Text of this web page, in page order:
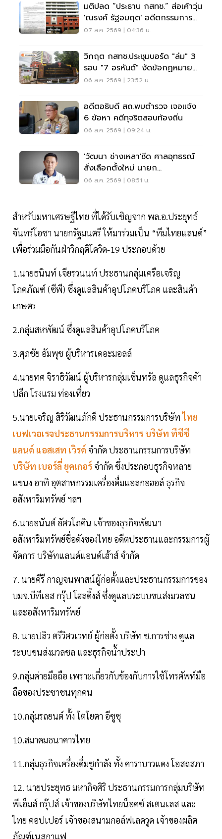
มติปลด “ประธาน กสทช.” ส่อเค้าวุ่น
'ณรงค์ รัฐอมฤต' อดีตกรรมการ
สรรหาโต้ข้อวินิจฉัย
07 ส.ค. 2569 | 04:36 น.
วิกฤต กสทช.ประชุมบอร์ด "ล่ม" 3
รอบ "7 อรหันต์" งัดข้อกฏหมาย
ไม่มีใครยอมใคร
06 ส.ค. 2569 | 23:52 น.
อดีตอธิบดี สถ.พบตำรวจ เจอแจ้ง
6 ข้อหา คดีทุจริตสอบท้องถิ่น
06 ส.ค. 2569 | 09:24 น.
'วัฒนา ช่างเหลา'ซีด ศาลอุทธรณ์
สั่งเลือกตั้งใหม่ นายก
อบจ.ขอนแก่น
06 ส.ค. 2569 | 08:51 น.
สำหรับมหาเศรษฐีไทย ที่ได้รับเชิญจาก พล.อ.ประยุทธ์
จันทร์โอชา นายกรัฐมนตรี ให้มาร่วมเป็น “ทีมไทยแลนด์”
เพื่อร่วมมือกันฝ่าวิกฤติโควิด-19 ประกอบด้วย
1.นายธนินท์ เจียรวนนท์ ประธานกลุ่มเครือเจริญ
โภคภัณฑ์ (ซีพี) ซึ่งดูแลสินค้าอุปโภคบริโภค และสินค้า
เกษตร
2.กลุ่มสหพัฒน์ ซึ่งดูแลสินค้าอุปโภคบริโภค
3.ศุภชัย อัมพุช ผู้บริหารเดอะมอลล์
4.นายทศ จิราธิวัฒน์ ผู้บริหารกลุ่มเซ็นทรัล ดูแลธุรกิจค้า
ปลีก โรงแรม ท่องเที่ยว
5.นายเจริญ สิริวัฒนภักดี ประธานกรรมการบริษัทไทย
เบฟเวอเรจประธานกรรมการบริหาร บริษัท ทีซีซี
แลนด์ แอสเสท เวิรด์ จำกัด ประธานกรรมการบริษัท
บริษัท เบอร์ลี่ ยุคเกอร์ จำกัด ซึ่งประกอบธุรกิจหลาย
แขนง อาทิ อุตสาหกรรมเครื่องดื่มแอลกอฮอล์ ธุรกิจ
อสังหาริมทรัพย์ ฯลฯ
6.นายอนันต์ อัศวโภคิน เจ้าของธุรกิจพัฒนา
อสังหาริมทรัพย์ชื่อดังของไทย อดีตประธานและกรรมการผู้
จัดการ บริษัทแลนด์แอนด์เฮ้าส์ จำกัด
7. นายคีรี กาญจนพาสน์ผู้ก่อตั้งและประธานกรรมการของ
บมจ.บีทีเอส กรุ๊ป โฮลดิ้งส์ ซึ่งดูแลบระบบขนส่งมวลชน
และอสังหาริมทรัพย์
8. นายปลิว ตรีวิศวเวทย์ ผู้ก่อตั้ง บริษัท ช.การช่าง ดูแล
ระบบขนส่งมวลชล และธุรกิจน้ำประปา
9.กลุ่มค่ายมือถือ เพราะเกี่ยวกับข้องกับการใช้โทรศัพท์มือ
ถือของประชาชนทุกคน
10.กลุ่มรถยนต์ ทั้ง โตโยตา อีซูซุ
10.สมาคมธนาคารไทย
11.กลุ่มธุรกิจเครื่องดื่มชูกำลัง ทั้ง คาราบาวแดง โอสถสภา
12. นายประยุทธ มหากิจศิริ ประธานกรรมการกลุ่มบริษัท
พีเอ็มส์ กรุ๊ปส์ เจ้าของบริษัทไทยน็อคซ์ สเตนเลส และ
ไทย คอปเปอร์ เจ้าของสนามกอล์ฟเลควูด เจ้าของผลิต
ภัณฑ์เนสกาแฟ